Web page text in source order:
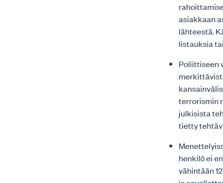
asiakkaan
lähteestä.
listauksia
Poliittiseen
terrorismin
julkisista
tietty
henkilö ei
vähintään